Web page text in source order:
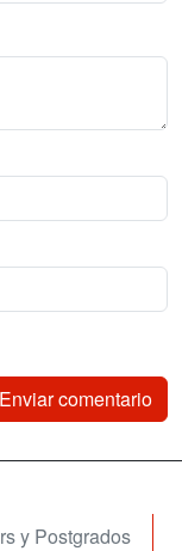
y Postgrados